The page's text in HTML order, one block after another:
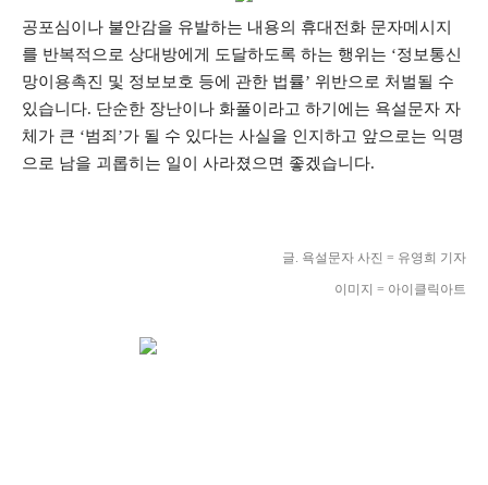
공포심이나 불안감을 유발하는 내용의 휴대전화 문자메시지
를 반복적으로 상대방에게 도달하도록 하는 행위는 ‘정보통신
망이용촉진 및 정보보호 등에 관한 법률’ 위반으로 처벌될 수
있습니다. 단순한 장난이나 화풀이라고 하기에는 욕설문자 자
체가 큰 ‘범죄’가 될 수 있다는 사실을 인지하고 앞으로는 익명
으로 남을 괴롭히는 일이 사라졌으면 좋겠습니다.
글. 욕설문자 사진 = 유영희 기자
이미지 = 아이클릭아트